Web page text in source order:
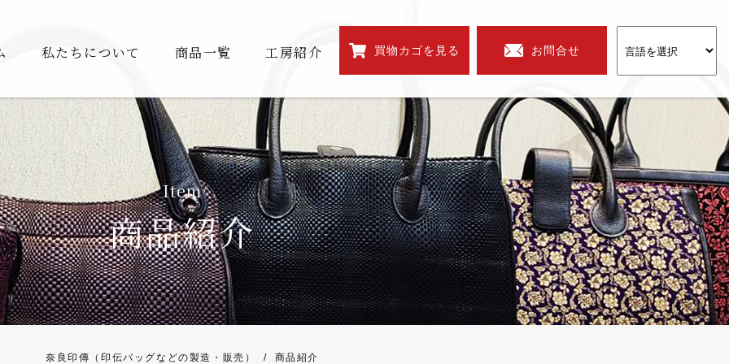
私たちについて 商品一覧 工房紹介 買物カゴを見る お問合せ
Item
商品紹介
奈良印傳（印伝バッグなどの製造・販売） / 商品紹介